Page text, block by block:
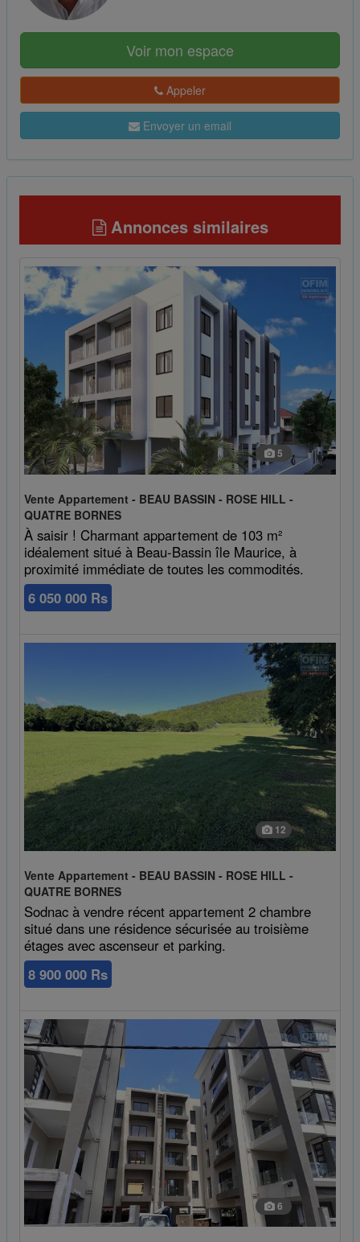
Voir mon espace
Appeler
Envoyer un email
Annonces similaires
5
Vente Appartement - BEAU BASSIN - ROSE HILL -
QUATRE BORNES
À saisir ! Charmant appartement de 103 m²
idéalement situé à Beau-Bassin île Maurice, à
proximité immédiate de toutes les commodités.
6 050 000 Rs
12
Vente Appartement - BEAU BASSIN - ROSE HILL -
QUATRE BORNES
Sodnac à vendre récent appartement 2 chambre
situé dans une résidence sécurisée au troisième
étages avec ascenseur et parking.
8 900 000 Rs
6